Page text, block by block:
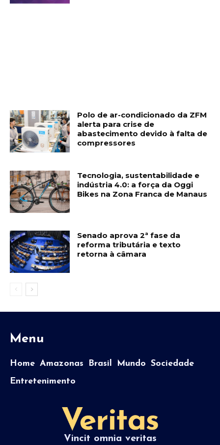
Polo de ar-condicionado da ZFM
alerta para crise de
abastecimento devido à falta de
compressores
Tecnologia, sustentabilidade e
indústria 4.0: a força da Oggi
Bikes na Zona Franca de Manaus
Senado aprova 2ª fase da
reforma tributária e texto
retorna à câmara
Menu
Home Amazonas Brasil Mundo Sociedade
Entretenimento
Vincit omnia veritas